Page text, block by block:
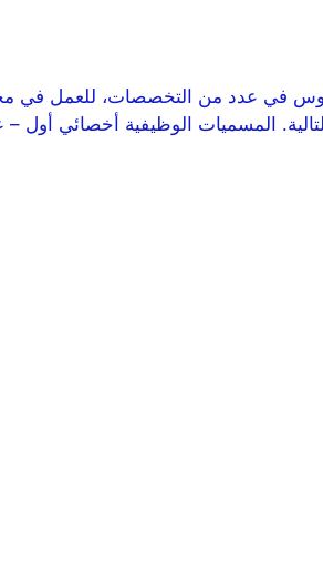
في عدد من التخصصات، للعمل في
التالية. المسميات الوظيفية أخصائي أول